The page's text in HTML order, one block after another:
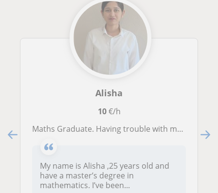
Alisha
10€/h
Maths Graduate. Having trouble with math? I'll help you solve your problems easily and stress-free
My name is Alisha ,25 years old and
have a master’s degree in
mathematics. I’ve been...